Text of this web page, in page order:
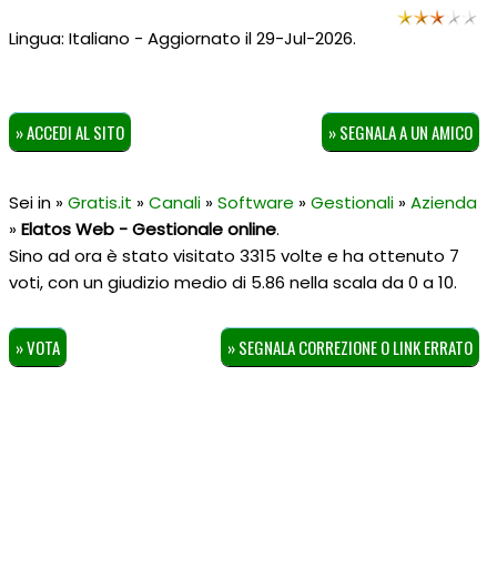
Lingua: Italiano - Aggiornato il 29-Jul-2026.
» ACCEDI AL SITO » SEGNALA A UN AMICO
Sei in »Gratis.it »Canali»Software »Gestionali»Azienda
»Elatos Web - Gestionale online.
Sino ad ora è stato visitato 3315 volte e ha ottenuto 7
voti, con un giudizio medio di 5.86 nella scala da0 a10.
» VOTA » SEGNALA CORREZIONE O LINK ERRATO